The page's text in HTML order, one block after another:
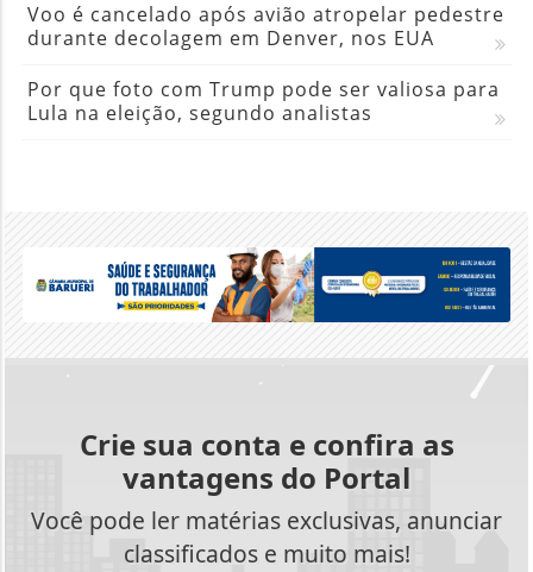
Voo é cancelado após avião atropelar pedestre
durante decolagem em Denver, nos EUA
Por que foto com Trump pode ser valiosa para
Lula na eleição, segundo analistas
Crie sua conta e confira as
vantagens do Portal
Você pode ler matérias exclusivas, anunciar
classificados e muito mais!